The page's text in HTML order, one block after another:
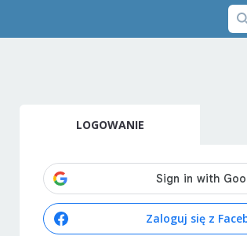
LOGOWANIE
Zaloguj się z